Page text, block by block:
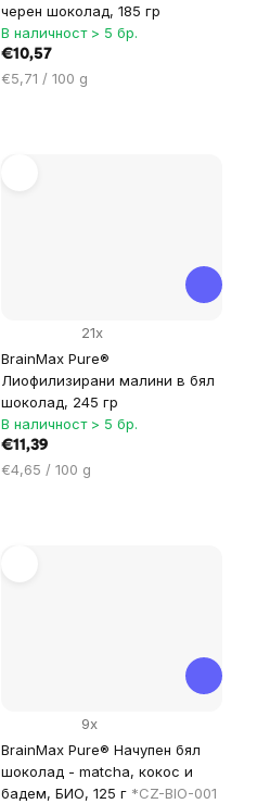
черен шоколад, 185 гр
В наличност > 5 бр.
€10,57
Цена
€5,71 / 100 g
BrainMax Pure®
Лиофилизирани малини в бял
шоколад, 245 гр
21x
В наличност > 5 бр.
€11,39
Цена
€4,65 / 100 g
BrainMax Pure® Начупен бял
шоколад - matcha, кокос и
бадем, БИО, 125 г *CZ-BIO-001
9x